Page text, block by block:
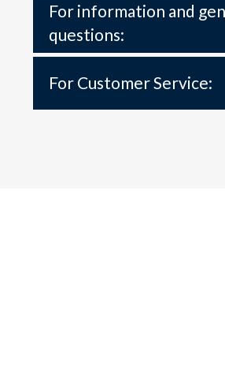
For information and
questions:
For Customer Service: